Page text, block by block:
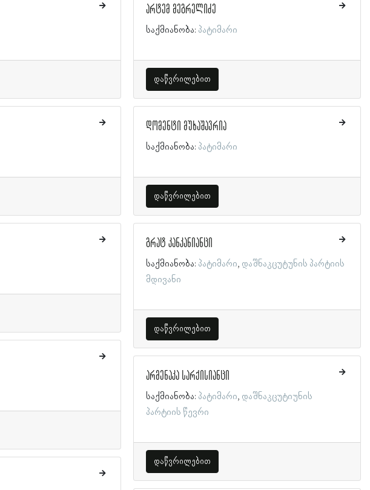
არტემ მეგრელიძე
საქმიანობა: პატიმარი
დაწვრილებით
დომენტი მუხაშავრია
საქმიანობა: პატიმარი
დაწვრილებით
გრატ კანკანიანცი
საქმიანობა: პატიმარი დაშნაკცუტუნის პარტიის
მდივანი
დაწვრილებით
არმენაკა სარქისიანცი
საქმიანობა: პატიმარი დაშნაკცუტიუნის
პარტიის წევრი
დაწვრილებით